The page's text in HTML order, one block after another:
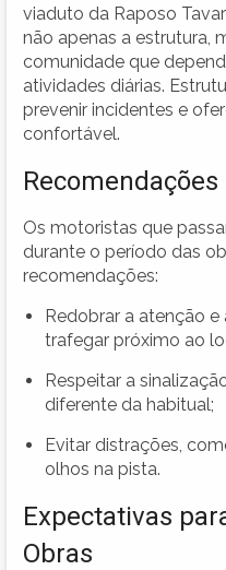
viaduto da Raposo
não apenas a estrutura,
comunidade que
atividades diárias.
prevenir incidentes e
confortável.
Os motoristas que
durante o período das
recomendações:
Redobrar a atenção
trafegar próximo ao
Respeitar a
diferente da habitual;
Evitar distrações,
olhos na pista.
Expectativas
Obras